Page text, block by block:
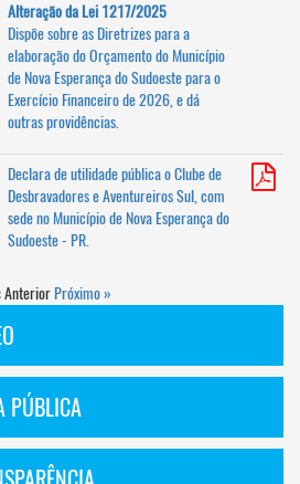
Alteração da Lei 1217/2025
Dispõe sobre as Diretrizes para a
elaboração do Orçamento do Município
de Nova Esperança do Sudoeste para o
Exercício Financeiro de 2026, e dá
outras providências.
Declara de utilidade pública o Clube de
Desbravadores e Aventureiros Sul, com
sede no Município de Nova Esperança do
Sudoeste - PR.
Anterior Próximo »
PÚBLICA